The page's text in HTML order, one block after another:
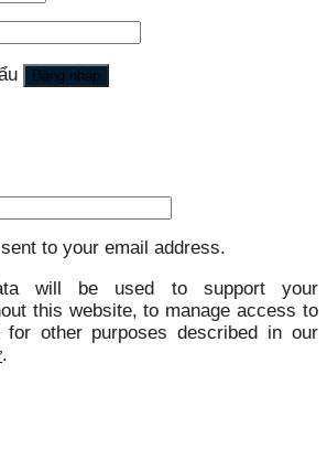
Đăng nhập
to your email address.
will be used to support your
this website, to manage access to
for other purposes described in our
.